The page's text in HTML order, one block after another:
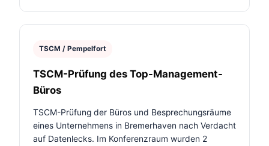
TSCM / Pempelfort
TSCM-Prüfung des Top-Management-
Büros
TSCM-Prüfung der Büros und Besprechungsräume
eines Unternehmens in Bremerhaven nach Verdacht
auf Datenlecks. Im Konferenzraum wurden 2